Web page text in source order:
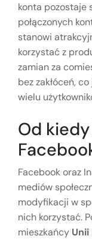
konta pozostaje
połączonych
stanowi
korzystać z
zamian za
bez zakłóceń,
wielu
Od
Facebook oraz
mediów
modyfikacji w
nich korzystać.
mieszkańcy